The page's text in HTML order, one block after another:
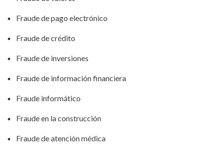
Fraude de pago electrónico
Fraude de crédito
Fraude de inversiones
Fraude de información financiera
Fraude informático
Fraude en la construcción
Fraude de atención médica